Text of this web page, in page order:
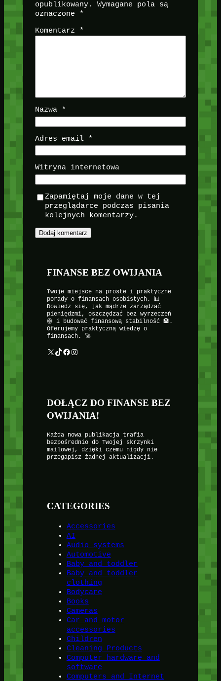
opublikowany.
Wymagane pola są
oznaczone
*
Komentarz *
Nazwa *
Adres email *
Witryna internetowa
Zapamiętaj moje dane w tej
przeglądarce podczas pisania
kolejnych komentarzy.
FINANSE BEZ OWIJANIA
Twoje miejsce na proste i praktyczne
porady o finansach osobistych. 📊
Dowiedz się, jak mądrze zarządzać
pieniędzmi, oszczędzać bez wyrzeczeń
🛟 i budować finansową stabilność 🏦.
Oferujemy praktyczną wiedzę o
finansach. 🚀
X TikTok Facebook Instagram
DOŁĄCZ DO FINANSE BEZ
OWIJANIA!
Każda nowa publikacja trafia
bezpośrednio do Twojej skrzynki
mailowej, dzięki czemu nigdy nie
przegapisz żadnej aktualizacji.
CATEGORIES
Accessories
AI
Audio systems
Automotive
Baby and toddler
Baby and toddler
clothing
Bodycare
Books
Cameras
Car and motor
accessories
Children
Cleaning Products
Computer hardware and
software
Computers and Internet